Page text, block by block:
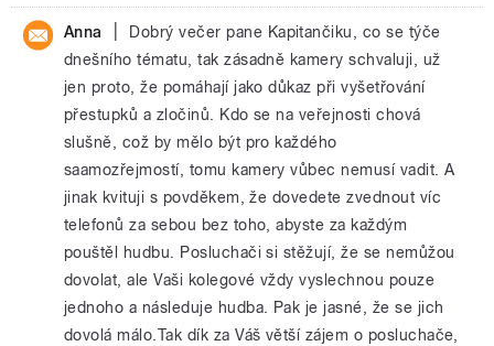
Anna
Dobrý večer pane Kapitančiku, co se týče
dnešního tématu, tak zásadně kamery schvaluji, už
jen proto, že pomáhají jako důkaz při vyšetřování
přestupků a zločinů. Kdo se na veřejnosti chová
slušně, což by mělo být pro každého
saamozřejmostí, tomu kamery vůbec nemusí vadit. A
jinak kvituji s povděkem, že dovedete zvednout víc
telefonů za sebou bez toho, abyste za každým
pouštěl hudbu. Posluchači si stěžují, že se nemůžou
dovolat, ale Vaši kolegové vždy vyslechnou pouze
jednoho a následuje hudba. Pak je jasné, že se jich
dovolá málo.Tak dík za Váš větší zájem o posluchače,